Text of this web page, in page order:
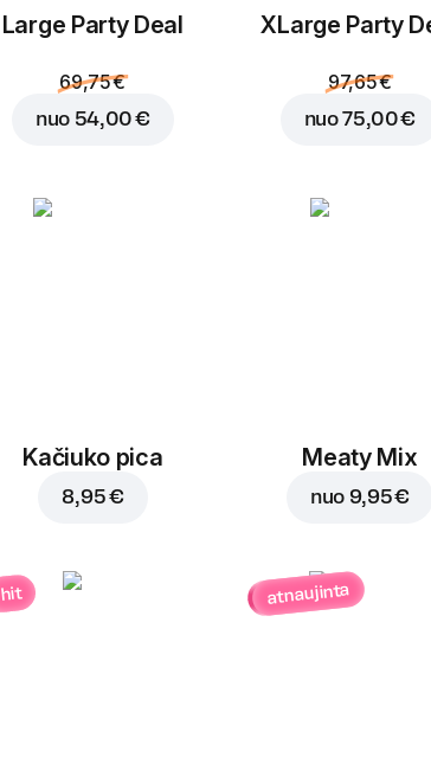
Large Party Deal
69,75 €
nuo 54,00 €
ХLarge Party
97,65 €
nuo75,00 €
Kačiuko pica
8,95 €
Meaty Mix
nuo 9,95 €
hit atnaujinta